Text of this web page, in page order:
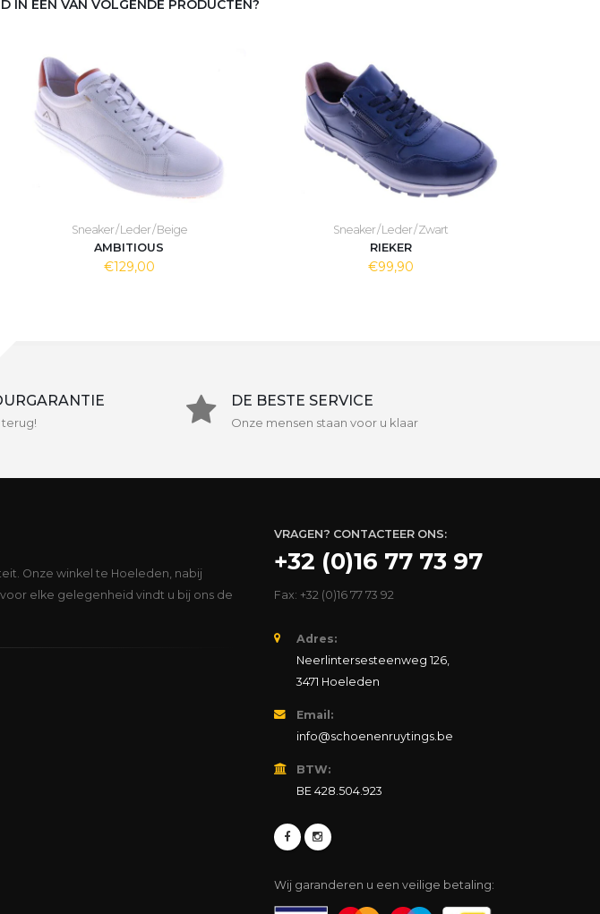
IN ÉÉN VAN VOLGENDE PRODUCTEN?
Sneaker / Leder / Beige
AMBITIOUS
€129,00
Sneaker / Leder / Zwart
RIEKER
€99,90
DE BESTE SERVICE
Onze mensen staan voor u klaar
Onze winkel te Hoeleden, nabij
elke gelegenheid vindt u bij ons de
VRAGEN? CONTACTEER ONS:
+32 (0)16 77 73 97
Fax: +32 (0)16 77 73 92
Adres:
Neerlintersesteenweg 126,
3471 Hoeleden
Email:
info@schoenenruytings.be
BTW:
BE 428.504.923
Wij garanderen u een veilige betaling: